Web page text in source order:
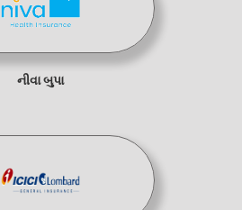
નીવા બુપા